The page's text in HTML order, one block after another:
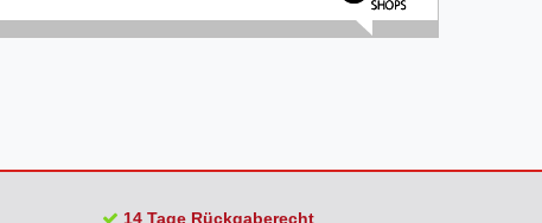
14 Tage Rückgaberecht